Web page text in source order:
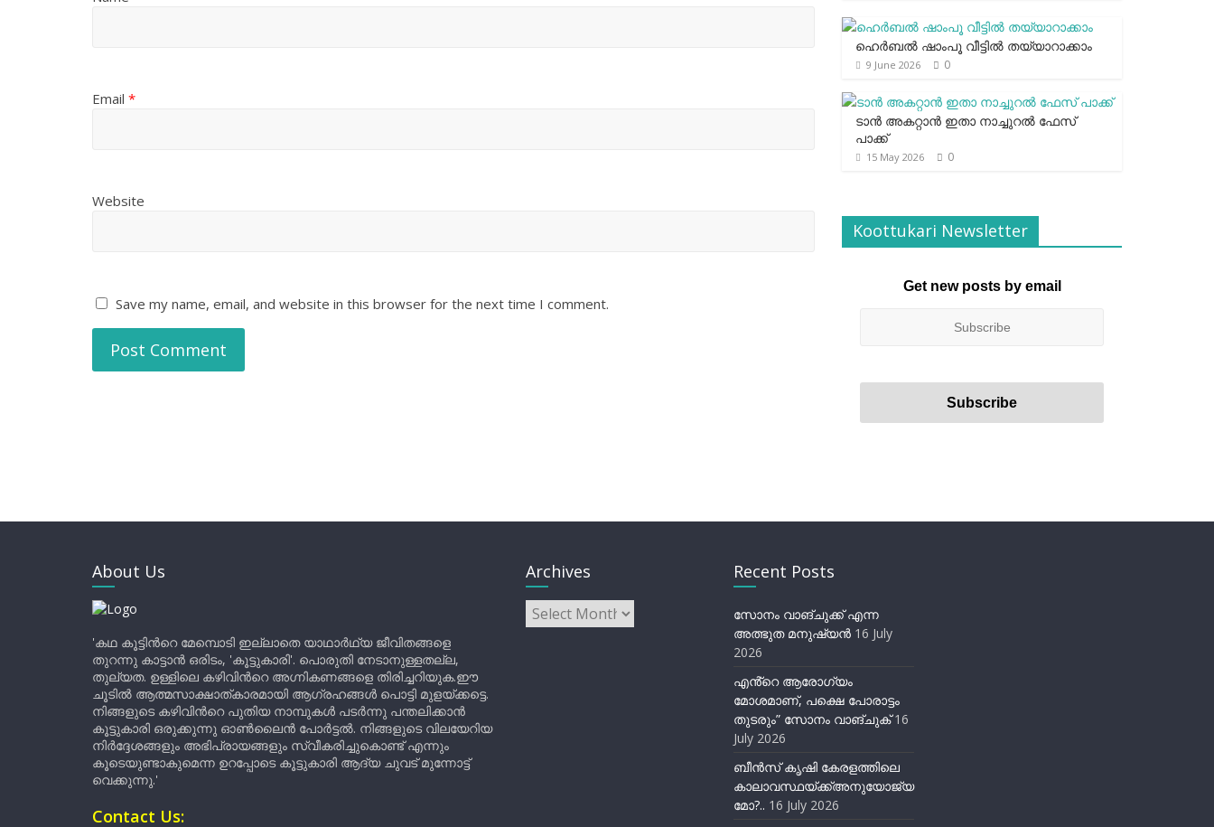
Email *
Website
Save my name, email, and website in this browser for the next time I comment.
ഹെര്‍ബല്‍ ഷാംപൂ വീട്ടില്‍ തയ്യാറാക്കാം
9 June 2026 0
ടാന്‍ അകറ്റാന്‍ ഇതാ നാച്ചുറല്‍ ഫേസ്
പാക്ക്
15 May 2026 0
Koottukari Newsletter
Get new posts by email
About Us
'കഥ കൂട്ടിന്‍റെ മേമ്പൊടി ഇല്ലാതെ യാഥാർഥ്യ ജീവിതങ്ങളെ
തുറന്നു കാട്ടാൻ ഒരിടം, 'കൂട്ടുകാരി'. പൊരുതി നേടാനുള്ളതല്ല,
തുല്യത. ഉള്ളിലെ കഴിവിന്‍റെ അഗ്നികണങ്ങളെ തിരിച്ചറിയുക.ഈ
ചൂടിൽ ആത്മസാക്ഷാത്കാരമായി ആഗ്രഹങ്ങൾ പൊട്ടി മുളയ്ക്കട്ടെ.
നിങ്ങളുടെ കഴിവിന്‍റെ പുതിയ നാമ്പുകൾ പടർന്നു പന്തലിക്കാൻ
കൂട്ടുകാരി ഒരുക്കുന്നു ഓൺലൈൻ പോർട്ടൽ. നിങ്ങളുടെ വിലയേറിയ
നിർദ്ദേശങ്ങളും അഭിപ്രായങ്ങളും സ്വീകരിച്ചുകൊണ്ട് എന്നും
കൂടെയുണ്ടാകുമെന്ന ഉറപ്പോടെ കൂട്ടുകാരി ആദ്യ ചുവട് മുന്നോട്ട്
വെക്കുന്നു.'
Contact Us:
Archives
Archives
Recent Posts
സോനം വാങ്ചുക്ക് എന്ന
അത്ഭുത മനുഷ്യന്‍ 16 July
2026
എൻ്റെ ആരോഗ്യം
മോശമാണ്, പക്ഷെ പോരാട്ടം
തുടരും” സോനം വാങ്ചുക് 16
July 2026
ബീന്‍സ് കൃഷി കേരളത്തിലെ
കാലാവസ്ഥയ്ക്ക്അനുയോജ്യ
മോ?.. 16 July 2026